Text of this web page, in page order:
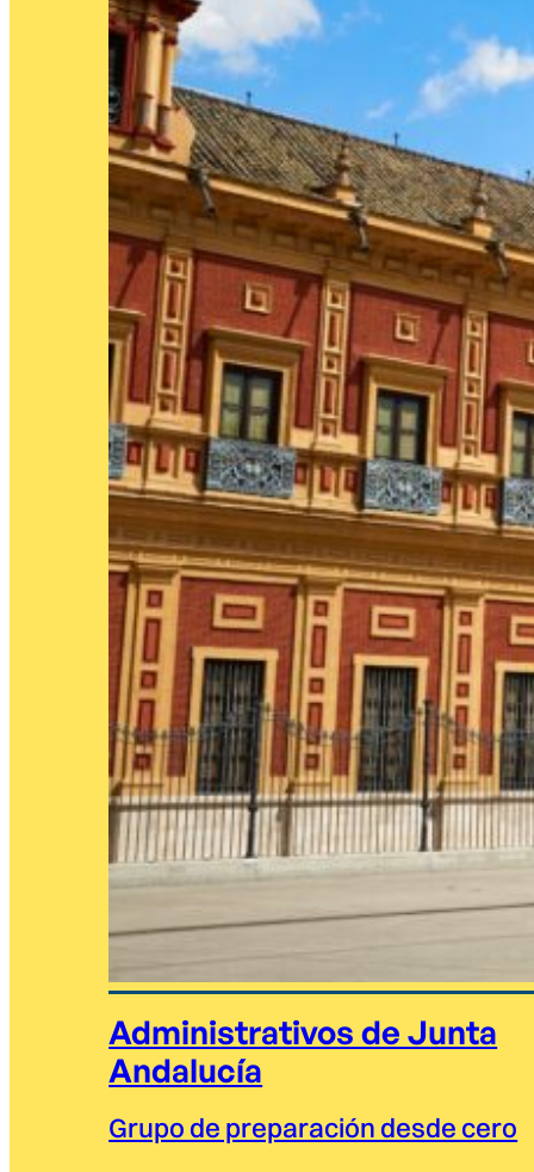
Administrativos de Junta
Andalucía
Grupo de preparación desde cero